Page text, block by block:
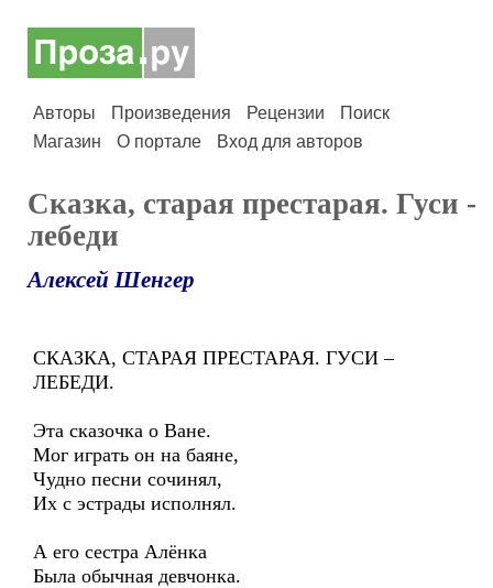
Авторы Произведения Рецензии
Поиск
Магазин
О портале Вход для авторов
Сказка, старая престарая. Гуси -
лебеди
Алексей Шенгер
СКАЗКА, СТАРАЯ ПРЕСТАРАЯ. ГУСИ –
ЛЕБЕДИ.
Эта сказочка о Ване.
Мог играть он на баяне,
Чудно песни сочинял,
Их с эстрады исполнял.
А его сестра Алёнка
Была обычная девчонка.